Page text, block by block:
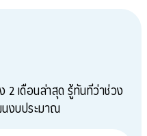
เดือนล่าสุด รู้ทันทีว่าช่วง
งบประมาณ